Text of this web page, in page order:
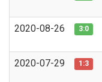
2020-08-26 3:0
2020-07-29 1:3